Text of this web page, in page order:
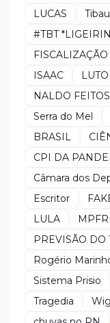
LUCAS
Tibau
#TBT
FISCALIZAÇÃO
ISAAC
LUTO
NALDO
Serra do Mel
BRASIL
CPI DA
Câmara dos
Escritor
LULA
PREVISÃO DO
Rogério
Sistema Prisio
Tragedia